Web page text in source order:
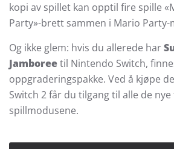
kopi av spillet kan opptil fire spille
Party»-brett sammen i Mario Party-
Og ikke glem: hvis du allerede har
Jamboreetil Nintendo Switch,
oppgraderingspakke. Ved å kjøpe
Switch 2 får du tilgang til alle de
spillmodusene.